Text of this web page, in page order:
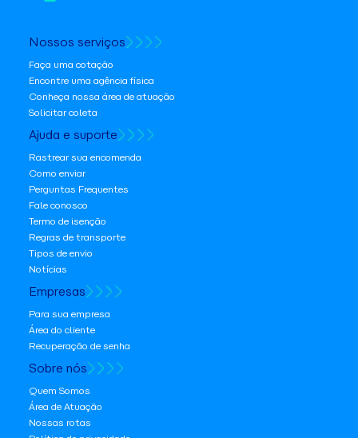
Nossos serviços
Faça uma cotação
Encontre uma agência física
Conheça nossa área de atuação
Solicitar coleta
Ajuda e suporte
Rastrear sua encomenda
Como enviar
Perguntas Frequentes
Fale conosco
Termo de isenção
Regras de transporte
Tipos de envio
Notícias
Empresas
Para sua empresa
Área do cliente
Recuperação de senha
Sobre nós
Quem Somos
Área de Atuação
Nossas rotas